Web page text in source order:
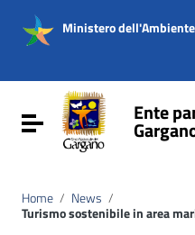
Vai al menu di navigazione
Vai al footer
Ministero
Attiva / disattiva laEnte
Home / News /
Turismo sostenibile in area